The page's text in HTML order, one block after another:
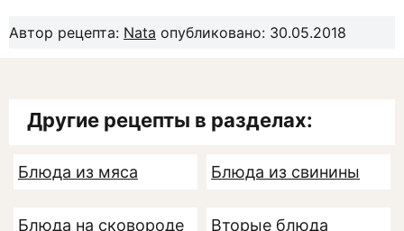
Автор рецепта: Nata опубликовано: 30.05.2018
Другие рецепты в разделах:
Блюда из мяса Блюда из свинины
Блюда на сковороде Вторые блюда